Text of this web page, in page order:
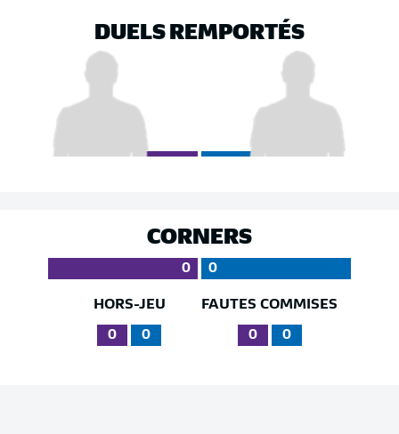
DUELS REMPORTÉS
CORNERS
0 0
HORS-JEU
0 0
FAUTES COMMISES
0 0